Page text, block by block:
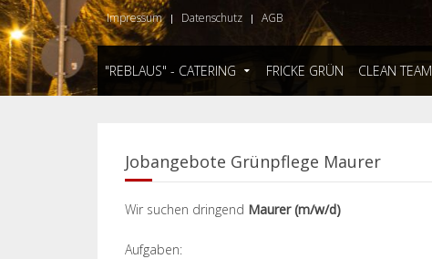
Impressum Datenschutz AGB
"REBLAUS" - CATERING FRICKE GRÜN CLEAN TEAM
Jobangebote Grünpflege Maurer
Wir suchen dringend Maurer (m/w/d)
Aufgaben: